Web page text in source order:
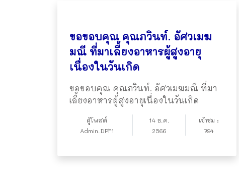
ขอขอบคุณ คุณภวินท์. อัศวเมฆ
มณี ที่มาเลี้ยงอาหารผู้สูงอายุ
เนื่องในวันเกิด
ขอขอบคุณ คุณภวินท์. อัศวเมฆมณี ที่มา
เลี้ยงอาหารผู้สูงอายุเนื่องในวันเกิด
ผู้โพสต์
Admin.DPF1
14 ธ.ค.
2566
เข้าชม :
794